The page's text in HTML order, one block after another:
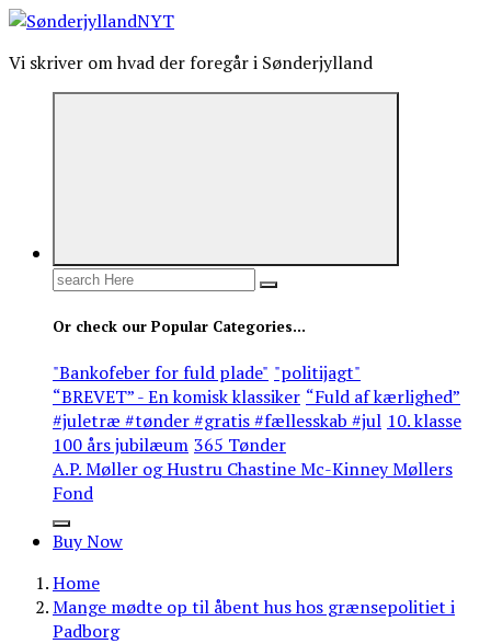
Vi skriver om hvad der foregår i Sønderjylland
Search
Or check our Popular Categories...
"Bankofeber for fuld plade" "politijagt"
“BREVET” - En komisk klassiker “Fuld af kærlighed”
#juletræ #tønder #gratis #fællesskab #jul 10. klasse
100 års jubilæum 365 Tønder
A.P. Møller og Hustru Chastine Mc-Kinney Møllers
Fond
Buy Now
Home
Mange mødte op til åbent hus hos grænsepolitiet i
Padborg